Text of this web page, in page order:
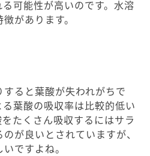
可能性が高いのです。水溶
があります。
ると葉酸が失われがちで
葉酸の吸収率は比較的低い
たくさん吸収するにはサラ
が良いとされていますが、
ですよね。